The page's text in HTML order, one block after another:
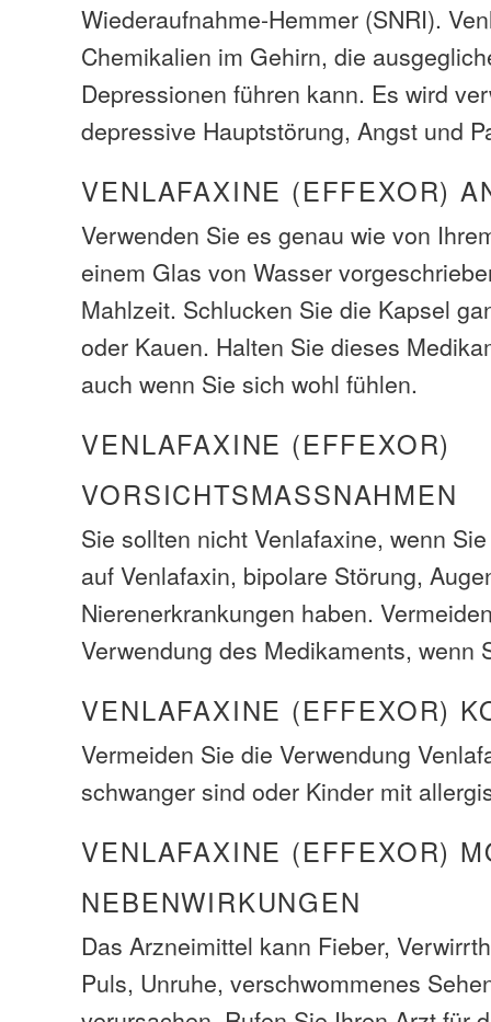
Wiederaufnahme-Hemmer (SNRI).
Chemikalien im Gehirn, die
Depressionen führen kann. Es wird
depressive Hauptstörung, Angst und
VENLAFAXINE (EFFEXOR)
Verwenden Sie es genau wie von
einem Glas von Wasser
Mahlzeit. Schlucken Sie die Kapsel
oder Kauen. Halten Sie dieses
auch wenn Sie sich wohl fühlen.
VENLAFAXINE (EFFEXOR)
VORSICHTSMASSNAHMEN
Sie sollten nicht Venlafaxine, wenn
auf Venlafaxin, bipolare Störung,
Nierenerkrankungen haben.
Verwendung des Medikaments, wenn
VENLAFAXINE (EFFEXOR)
Vermeiden Sie die Verwendung
schwanger sind oder Kinder mit
VENLAFAXINE (EFFEXOR)
NEBENWIRKUNGEN
Das Arzneimittel kann Fieber,
Puls, Unruhe, verschwommenes